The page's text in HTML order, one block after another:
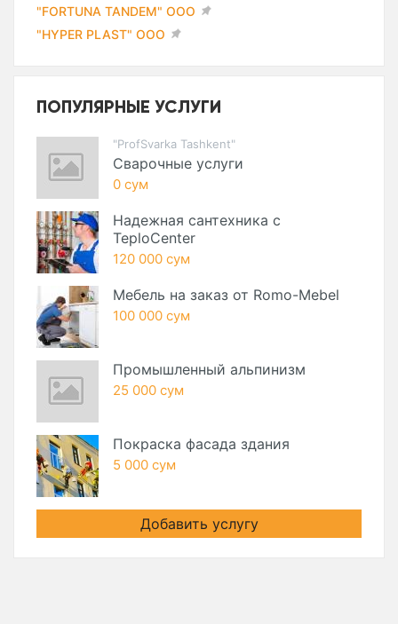
"FORTUNA TANDEM" ООО
"HYPER PLAST" ООО
ПОПУЛЯРНЫЕ УСЛУГИ
"ProfSvarka Tashkent"
Сварочные услуги
0 сум
Надежная сантехника с
TeploCenter
120 000 сум
Мебель на заказ от Romo-Mebel
100 000 сум
Промышленный альпинизм
25 000 сум
Покраска фасада здания
5 000 сум
Добавить услугу